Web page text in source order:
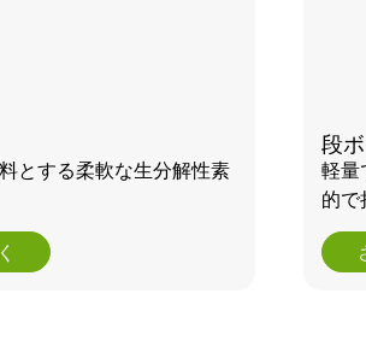
とする柔軟な生分解性素
段
軽量
的で